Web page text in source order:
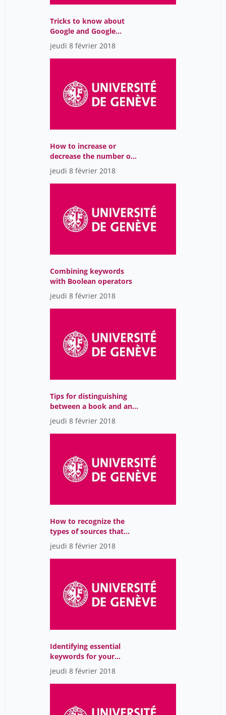
Tricks to know about
Google and Google
Scholar
jeudi 8 février 2018
How to increase or
decrease the number of
hits
jeudi 8 février 2018
Combining keywords
with Boolean operators
jeudi 8 février 2018
Tips for distinguishing
between a book and an
article
jeudi 8 février 2018
How to recognize the
types of sources that
you need
jeudi 8 février 2018
Identifying essential
keywords for your
research question
jeudi 8 février 2018